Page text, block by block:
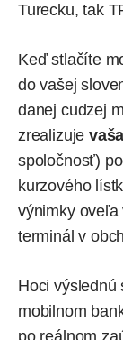
Turecku, tak
Keď stlačíte
do vašej
danej cudzej
zrealizuje
spoločnosť)
kurzového
výnimky oveľa
terminál v
Hoci výslednú
mobilnom